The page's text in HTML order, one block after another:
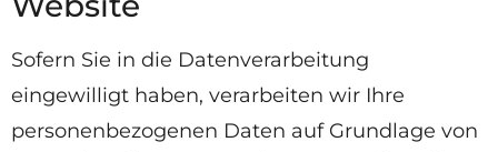
Sofern Sie in die Datenverarbeitung
eingewilligt haben, verarbeiten wir Ihre
personenbezogenen Daten auf Grundlage von